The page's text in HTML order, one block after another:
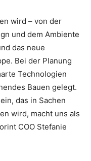
wird – von der
und dem Ambiente
das neue
Bei der Planung
Technologien
Bauen gelegt.
das in Sachen
wird, macht uns als
COO Stefanie